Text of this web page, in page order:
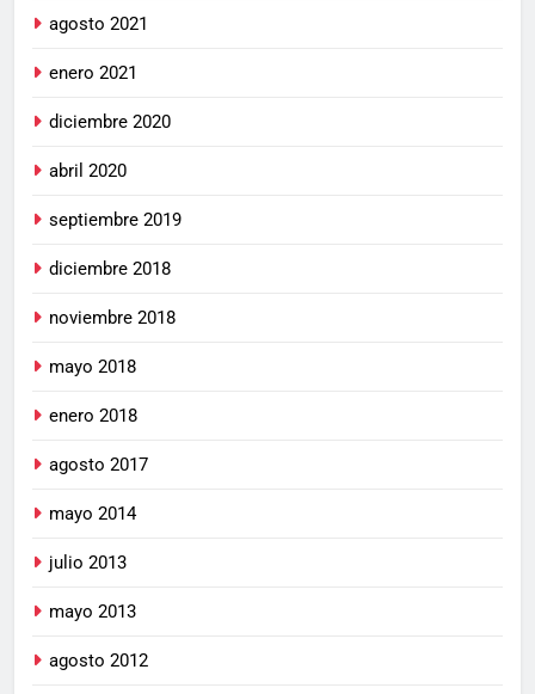
agosto 2021
enero 2021
diciembre 2020
abril 2020
septiembre 2019
diciembre 2018
noviembre 2018
mayo 2018
enero 2018
agosto 2017
mayo 2014
julio 2013
mayo 2013
agosto 2012